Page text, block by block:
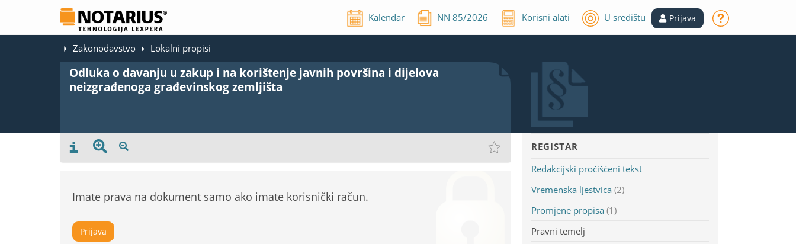
Kalendar NN85/2026 Korisni alati U središtu Prijava
Zakonodavstvo Lokalni propisi
Odluka o davanju u zakup i na korištenje javnih površina i dijelova
neizgrađenoga građevinskog zemljišta
Imate prava na dokument samo ako imate korisnički račun.
Prijava
REGISTAR
Redakcijski pročišćeni tekst
Vremenska ljestvica (2)
Promjene propisa (1)
Pravni temelj